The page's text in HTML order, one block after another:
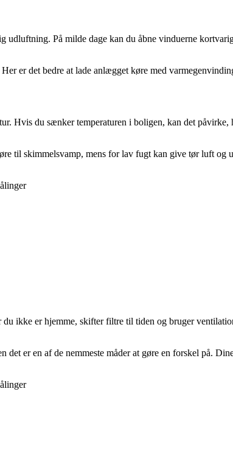
udluftning. På milde dage kan du åbne vinduerne
er det bedre at lade anlægget køre med
Hvis du sænker temperaturen i boligen, kan det
til skimmelsvamp, mens for lav fugt kan give tør luft og
ikke er hjemme, skifter filtre til tiden og bruger
er en af de nemmeste måder at gøre en forskel på.